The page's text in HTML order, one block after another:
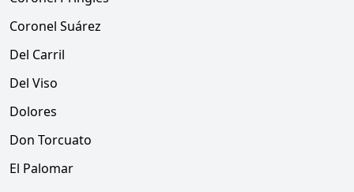
Coronel Suárez
Del Carril
Del Viso
Dolores
Don Torcuato
El Palomar